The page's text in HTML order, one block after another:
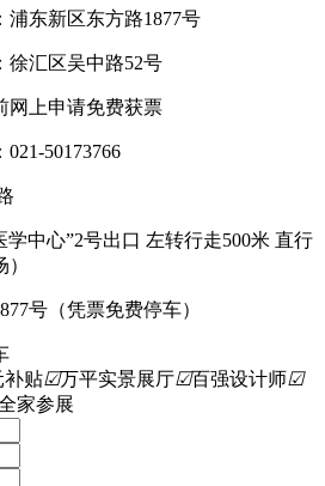
：浦东新区东方路1877号
：徐汇区吴中路52号
网上申请免费获票
021-50173766
学中心”2号出口 左转行走500米 直行
号（凭票免费停车）
补贴☑万平实景展厅☑百强设计师☑
家参展